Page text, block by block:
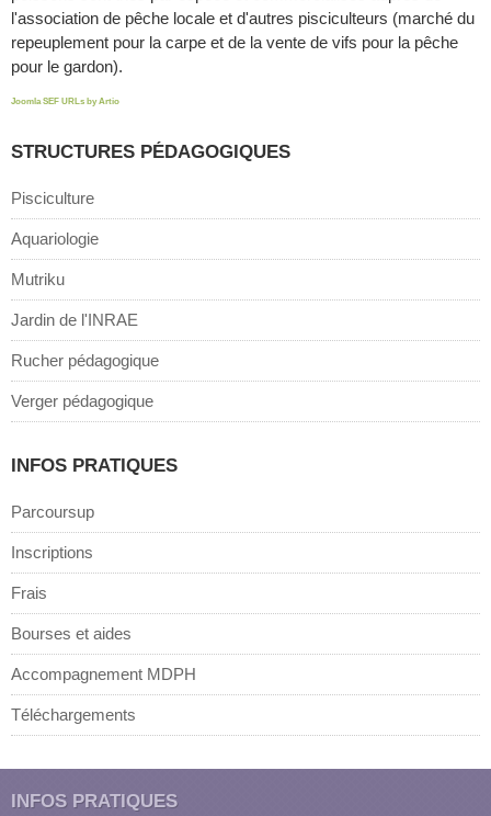
l'association de pêche locale et d'autres pisciculteurs (marché du
repeuplement pour la carpe et de la vente de vifs pour la pêche
pour le gardon).
Joomla SEF URLs by Artio
STRUCTURES PÉDAGOGIQUES
Pisciculture
Aquariologie
Mutriku
Jardin de l'INRAE
Rucher pédagogique
Verger pédagogique
INFOS PRATIQUES
Parcoursup
Inscriptions
Frais
Bourses et aides
Accompagnement MDPH
Téléchargements
INFOS PRATIQUES